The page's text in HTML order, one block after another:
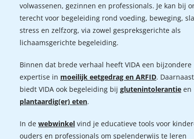
volwassenen, gezinnen en professionals. Je kan bij
terecht voor begeleiding rond voeding, beweging,
stress en zelfzorg, via zowel gespreksgerichte als
lichaamsgerichte begeleiding.
Binnen dat brede verhaal heeft VIDA een bijzondere
expertise in moeilijk eetgedrag en ARFID. Daarnaast
biedt VIDA ook begeleiding bij glutenintolerantie en
plantaardig(er) eten.
In de webwinkel vind je educatieve tools voor
ouders en professionals om spelenderwijs te leren